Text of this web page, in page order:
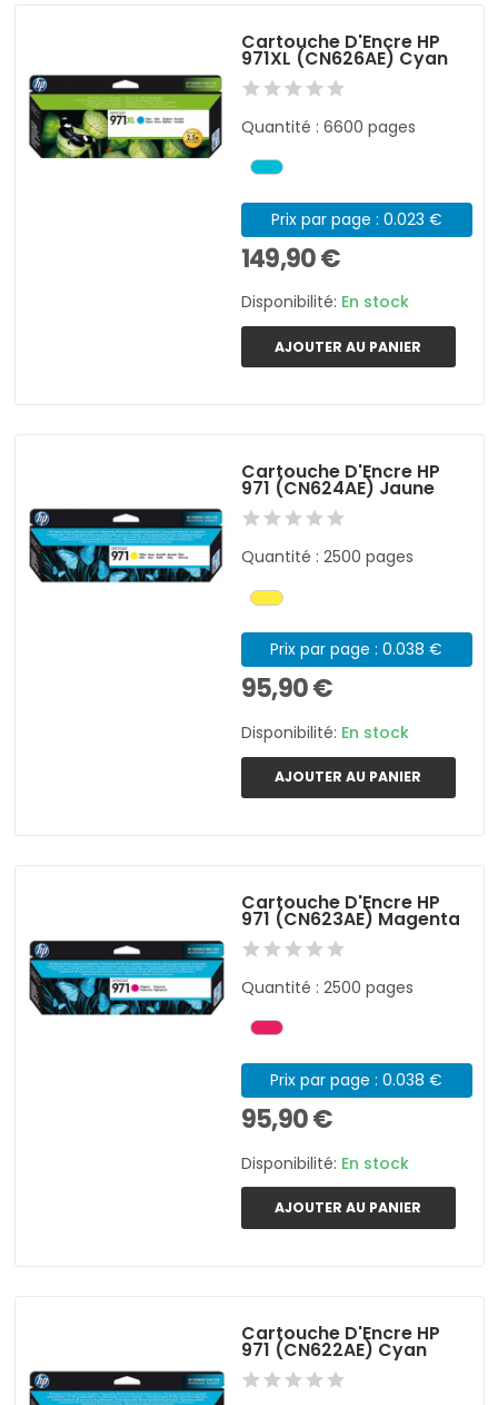
Cartouche D'Encre HP
971XL (CN626AE) Cyan
Quantité : 6600 pages
Prix par page : 0.023 €
149,90 €
Disponibilité: En stock
AJOUTER AU PANIER
Cartouche D'Encre HP
971 (CN624AE) Jaune
Quantité : 2500 pages
Prix par page : 0.038 €
95,90 €
Disponibilité: En stock
AJOUTER AU PANIER
Cartouche D'Encre HP
971 (CN623AE) Magenta
Quantité : 2500 pages
Prix par page : 0.038 €
95,90 €
Disponibilité: En stock
AJOUTER AU PANIER
Cartouche D'Encre HP
971 (CN622AE) Cyan